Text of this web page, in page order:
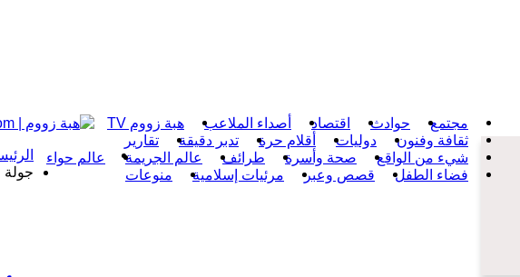
مجتمع حوادث اقتصاد أصداء الملاعب
هبة زووم TV
ثقافة وفنون
دوليات أقلام حرة تدبر دقيقة
تقارير
شيء من الواقع
صحة وأسرة طرائف عالم الجريمة
عالم حواء
فضاء الطفل
قصص وعبر مرئيات إسلامية منوعات
جولة